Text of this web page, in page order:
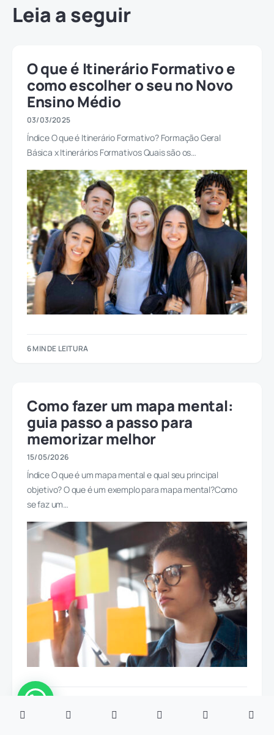
Leia a seguir
O que é Itinerário Formativo e
como escolher o seu no Novo
Ensino Médio
03/03/2025
Índice O que é Itinerário Formativo? Formação Geral
Básica x Itinerários Formativos Quais são os…
6 MIN DE LEITURA
Como fazer um mapa mental:
guia passo a passo para
memorizar melhor
15/05/2026
Índice O que é um mapa mental e qual seu principal
objetivo? O que é um exemplo para mapa mental?Como
se faz um…